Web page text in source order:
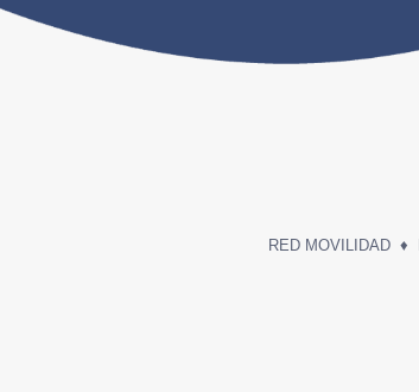
RED MOVILIDAD ♦